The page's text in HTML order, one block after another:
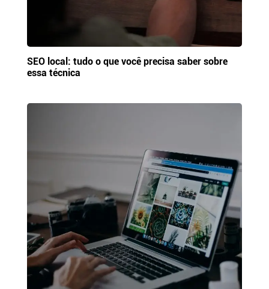
SEO local: tudo o que você precisa saber sobre
essa técnica